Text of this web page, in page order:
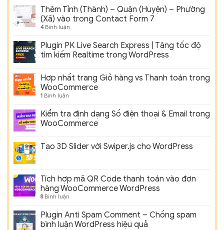
Thêm Tỉnh (Thành) – Quận (Huyện) – Phường
(Xã) vào trong Contact Form 7
4Bình luận
Plugin PK Live Search Express | Tăng tốc độ
tìm kiếm Realtime trong WordPress
Hợp nhất trang Giỏ hàng vs Thanh toán trong
WooCommerce
1 Bình luận
Kiểm tra định dạng Số điện thoại & Email trong
WooCommerce
Tạo 3D Slider với Swiper.js cho WordPress
Tích hợp mã QR Code thanh toán vào đơn
hàng WooCommerce WordPress
8Bình luận
Plugin Anti Spam Comment – Chống spam
bình luận WordPress hiệu quả